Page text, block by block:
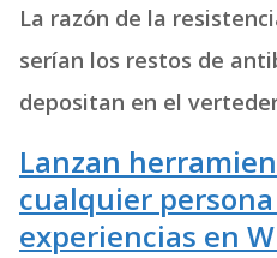
La razón de la
serían los restos de
depositan en el
Lanzan
cualquier
experiencias en